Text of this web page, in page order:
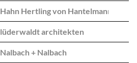
Hahn Hertling von Hantelmann
lüderwaldt architekten
Nalbach + Nalbach